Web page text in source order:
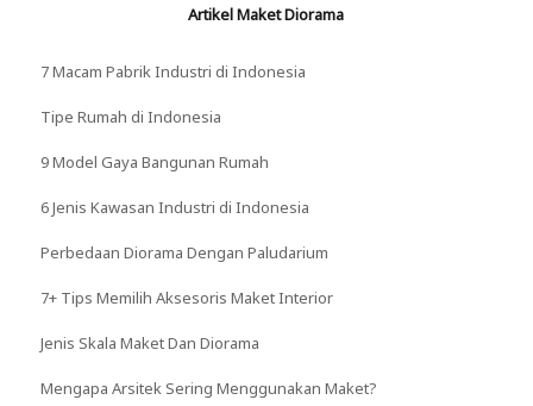
Artikel Maket Diorama
7 Macam Pabrik Industri di Indonesia
Tipe Rumah di Indonesia
9 Model Gaya Bangunan Rumah
6 Jenis Kawasan Industri di Indonesia
Perbedaan Diorama Dengan Paludarium
7+ Tips Memilih Aksesoris Maket Interior
Jenis Skala Maket Dan Diorama
Mengapa Arsitek Sering Menggunakan Maket?